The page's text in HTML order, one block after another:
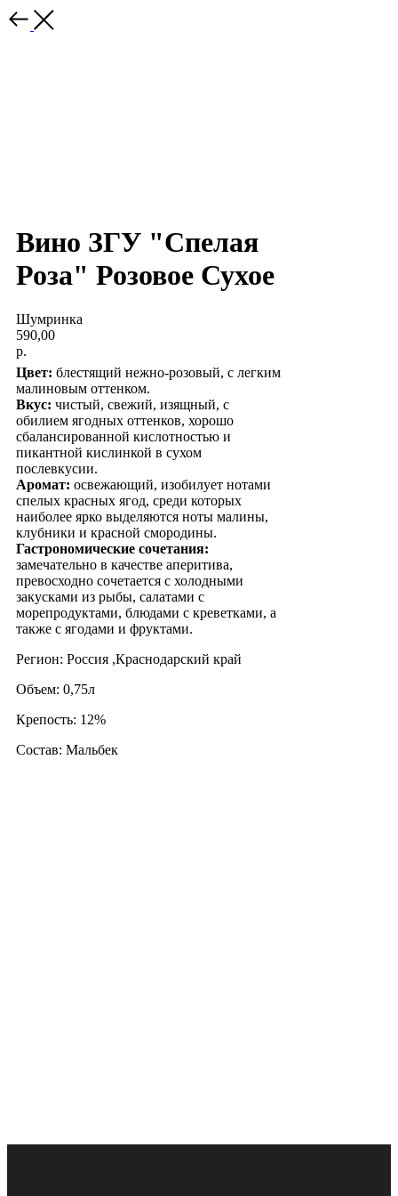
Вино ЗГУ "Спелая
Роза" Розовое Сухое
Шумринка
590,00
р.
Цвет: блестящий нежно-розовый, с легким
малиновым оттенком.
Вкус: чистый, свежий, изящный, с
обилием ягодных оттенков, хорошо
сбалансированной кислотностью и
пикантной кислинкой в сухом
послевкусии.
Аромат: освежающий, изобилует нотами
спелых красных ягод, среди которых
наиболее ярко выделяются ноты малины,
клубники и красной смородины.
Гастрономические сочетания:
замечательно в качестве аперитива,
превосходно сочетается с холодными
закусками из рыбы, салатами с
морепродуктами, блюдами с креветками, а
также с ягодами и фруктами.
Регион: Россия ,Краснодарский край
Объем: 0,75л
Крепость: 12%
Состав: Мальбек